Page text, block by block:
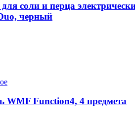
соли и перца
черный
WMF Function4, 4 предмета